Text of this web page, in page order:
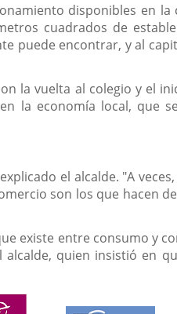
una
aplicación
externa.
disponibles en la
cuadrados de
puede encontrar, y al
la vuelta al colegio y el
la economía local, que
el alcalde. "A
son los que hacen
existe entre consumo y
quien insistió en